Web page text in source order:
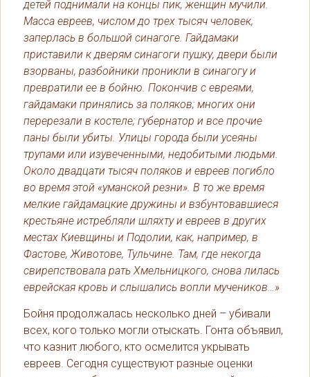
детей поднимали на концы пик, женщин мучили.
Масса евреев, числом до трех тысяч человек,
заперлась в большой синагоге. Гайдамаки
приставили к дверям синагоги пушку, двери были
взорваны, разбойники проникли в синагогу и
превратили ее в бойню. Покончив с евреями,
гайдамаки принялись за поляков; многих они
перерезали в костеле; губернатор и все прочие
паны были убиты. Улицы города были усеяны
трупами или изувеченными, недобитыми людьми.
Около двадцати тысяч поляков и евреев погибло
во время этой «уманской резни». В то же время
мелкие гайдамацкие дружины и взбунтовавшиеся
крестьяне истребляли шляхту и евреев в других
местах Киевщины и Подолии, как, например, в
Фастове, Животове, Тульчине. Там, где некогда
свирепствовала рать Хмельницкого, снова лилась
еврейская кровь и слышались вопли мучеников…»
Бойня продолжалась несколько дней – убивали
всех, кого только могли отыскать. Гонта объявил,
что казнит любого, кто осмелится укрывать
евреев. Сегодня существуют разные оценки